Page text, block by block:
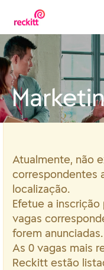
Marketing_br
Atualmente, não
correspondentes
localização.
Efetue a
vagas
forem anunciadas.
As 0 vagas mais
Reckitt estão